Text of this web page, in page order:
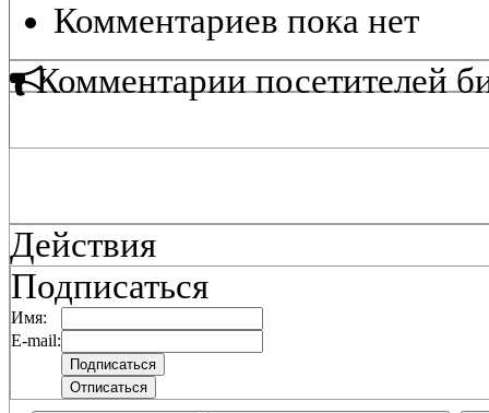
Комментариев пока нет
Комментарии посетителей
Действия
Подписаться
Имя:
E-mail: